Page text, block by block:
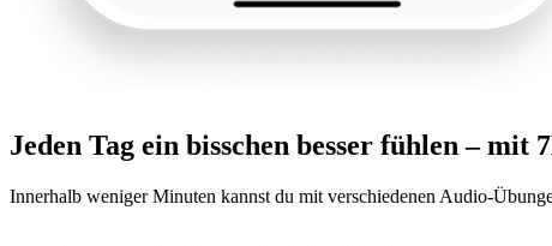
Jeden Tag ein bisschen besser fühlen – mit
Innerhalb weniger Minuten kannst du mit verschiedenen Audio-